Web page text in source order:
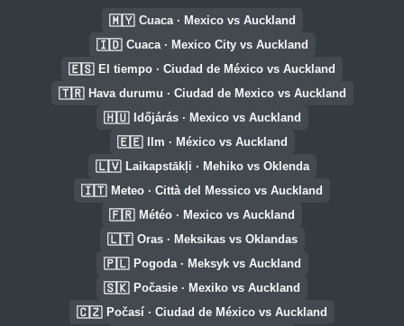
🇲🇾 Cuaca · Mexico vs Auckland
🇮🇩 Cuaca · Mexico City vs Auckland
🇪🇸 El tiempo · Ciudad de México vs Auckland
🇹🇷 Hava durumu · Ciudad de Mexico vs Auckland
🇭🇺 Időjárás · Mexico vs Auckland
🇪🇪 Ilm · México vs Auckland
🇱🇻 Laikapstākļi · Mehiko vs Oklenda
🇮🇹 Meteo · Città del Messico vs Auckland
🇫🇷 Météo · Mexico vs Auckland
🇱🇹 Oras · Meksikas vs Oklandas
🇵🇱 Pogoda · Meksyk vs Auckland
🇸🇰 Počasie · Mexiko vs Auckland
🇨🇿 Počasí · Ciudad de México vs Auckland